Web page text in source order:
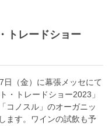
トレードショー
（金）に幕張メッセにて
・トレードショー2023」
コノスル」のオーガニッ
ます。ワインの試飲も予